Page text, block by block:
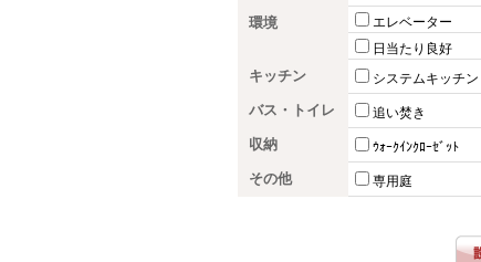
環境 エレベーター
日当たり良好
キッチン システムキッチン
バス・トイレ 追い焚き
収納 ｳｫｰｸｲﾝｸﾛｰｾﾞｯﾄ
その他 専用庭